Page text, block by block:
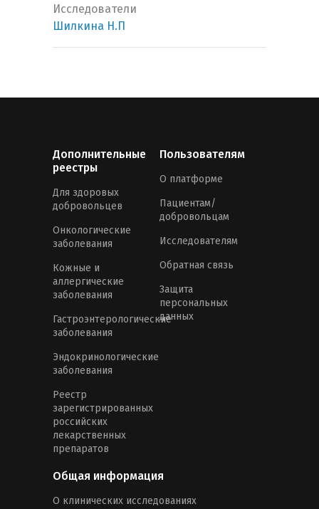
Исследователи
Шилкина Н.П
Дополнительные
реестры
Для здоровых
добровольцев
Онкологические
заболевания
Кожные и
аллергические
заболевания
Гастроэнтерологические
заболевания
Эндокринологические
заболевания
Реестр
зарегистрированных
российских
лекарственных
препаратов
Пользователям
О платформе
Пациентам/
добровольцам
Исследователям
Обратная связь
Защита
персональных
данных
Общая информация
О клинических исследованиях